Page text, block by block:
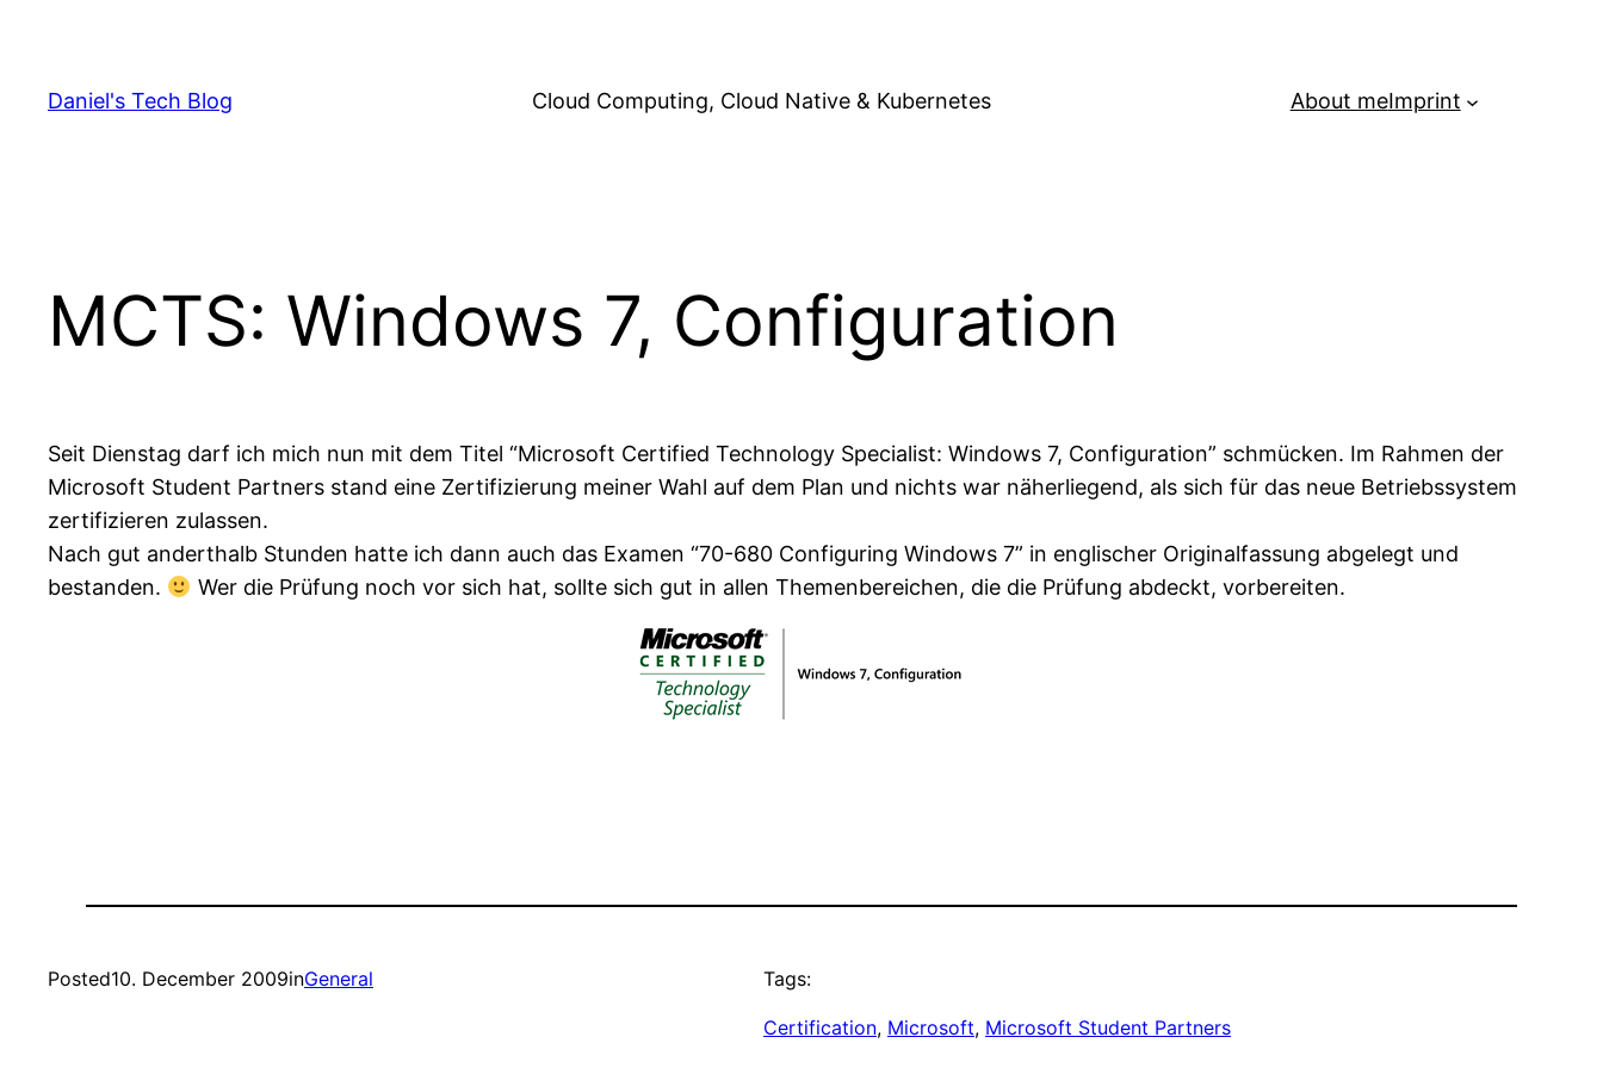
content
Daniel's Tech Blog Cloud Computing, Cloud Native & Kubernetes About meImprint
MCTS: Windows 7, Configuration
Seit Dienstag darf ich mich nun mit dem Titel “Microsoft Certified Technology Specialist: Windows 7, Configuration” schmücken. Im Rahmen der
Microsoft Student Partners stand eine Zertifizierung meiner Wahl auf dem Plan und nichts war näherliegend, als sich für das neue Betriebssystem
zertifizieren zulassen.
Nach gut anderthalb Stunden hatte ich dann auch das Examen “70-680 Configuring Windows 7” in englischer Originalfassung abgelegt und
bestanden.
Wer die Prüfung noch vor sich hat, sollte sich gut in allen Themenbereichen, die die Prüfung abdeckt, vorbereiten.
Posted10. December 2009inGeneral Tags:
Certification, Microsoft, Microsoft Student Partners